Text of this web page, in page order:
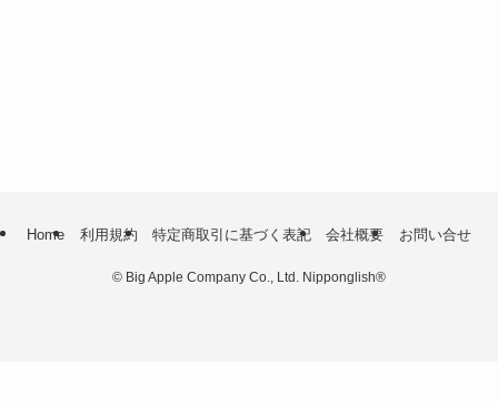
Home 利用規約 特定商取引に基づく表記 会社概要 お問い合せ
© Big Apple Company Co., Ltd. Nipponglish®